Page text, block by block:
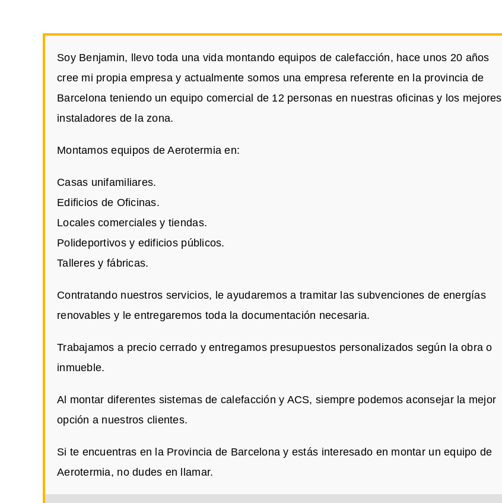
Soy Benjamin, llevo toda una vida montando equipos de calefacción, hace unos 20 años
cree mi propia empresa y actualmente somos una empresa referente en la provincia de
Barcelona teniendo un equipo comercial de 12 personas en nuestras oficinas y los mejores
instaladores de la zona.
Montamos equipos de Aerotermia en:
Casas unifamiliares.
Edificios de Oficinas.
Locales comerciales y tiendas.
Polideportivos y edificios públicos.
Talleres y fábricas.
Contratando nuestros servicios, le ayudaremos a tramitar las subvenciones de energías
renovables y le entregaremos toda la documentación necesaria.
Trabajamos a precio cerrado y entregamos presupuestos personalizados según la obra o
inmueble.
Al montar diferentes sistemas de calefacción y ACS, siempre podemos aconsejar la mejor
opción a nuestros clientes.
Si te encuentras en la Provincia de Barcelona y estás interesado en montar un equipo de
Aerotermia, no dudes en llamar.